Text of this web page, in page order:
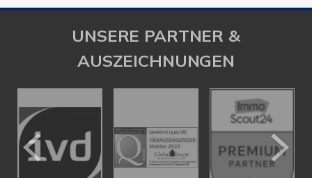
UNSERE PARTNER &
AUSZEICHNUNGEN